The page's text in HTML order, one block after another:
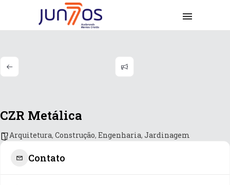
CZR Metálica
Arquitetura, Construção, Engenharia, Jardinagem
Contato